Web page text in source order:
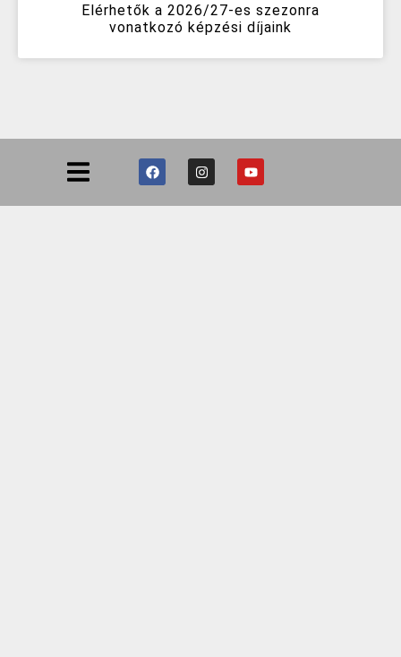
Elérhetők a 2026/27-es szezonra
vonatkozó képzési díjaink